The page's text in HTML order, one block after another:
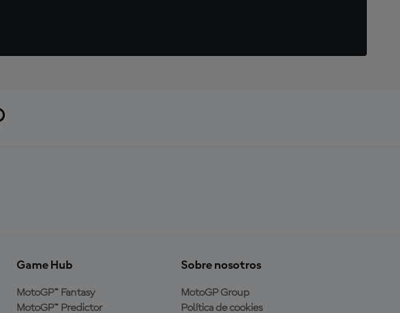
Game Hub
MotoGP™ Fantasy
MotoGP™ Predictor
Sobre nosotros
MotoGP Group
Política de cookies